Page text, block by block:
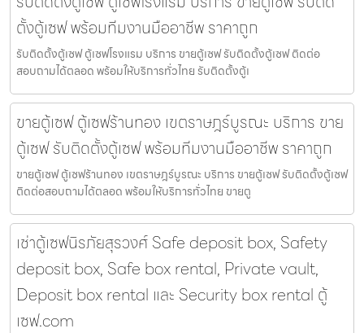
ตั้งตู้เซฟ พร้อมทีมงานมืออาชีพ ราคาถูก
รับติดตั้งตู้เซฟ ตู้เซฟโรงแรม บริการ ขายตู้เซฟ รับติดตั้งตู้เซฟ ติดต่อ
สอบถามได้ตลอด พร้อมให้บริการทั่วไทย รับติดตั้งตู้เ
ขายตู้เซฟ ตู้เซฟร้านทอง เขตราษฎร์บูรณะ บริการ ขาย
ตู้เซฟ รับติดตั้งตู้เซฟ พร้อมทีมงานมืออาชีพ ราคาถูก
ขายตู้เซฟ ตู้เซฟร้านทอง เขตราษฎร์บูรณะ บริการ ขายตู้เซฟ รับติดตั้งตู้เซฟ
ติดต่อสอบถามได้ตลอด พร้อมให้บริการทั่วไทย ขายตู
เช่าตู้เซฟนิรภัยสุรวงศ์ Safe deposit box, Safety
deposit box, Safe box rental, Private vault,
Deposit box rental และ Security box rental ตู้
เซฟ.com